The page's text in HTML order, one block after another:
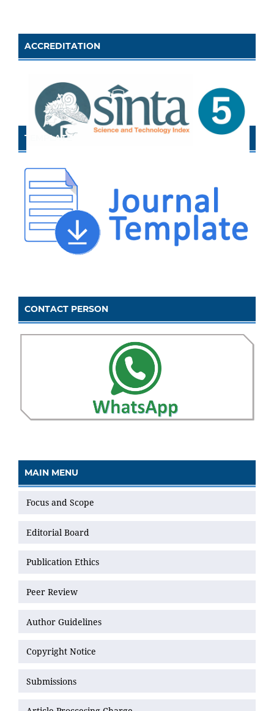
ACCREDITATION
TEMPLATE
CONTACT PERSON
MAIN MENU
Focus and Scope
Editorial Board
Publication Ethics
Peer Review
Author Guidelines
Copyright Notice
Submissions